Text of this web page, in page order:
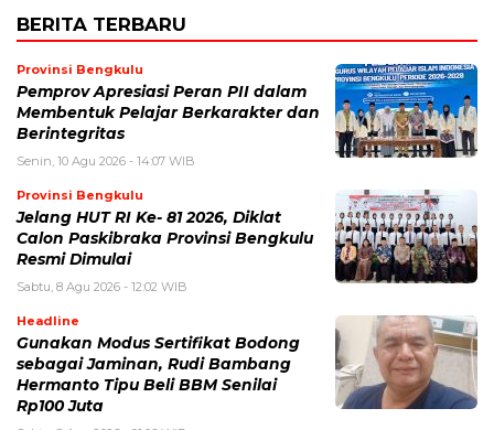
BERITA TERBARU
Provinsi Bengkulu
Pemprov Apresiasi Peran PII dalam
Membentuk Pelajar Berkarakter dan
Berintegritas
Senin, 10 Agu 2026 - 14:07 WIB
Provinsi Bengkulu
Jelang HUT RI Ke- 81 2026, Diklat
Calon Paskibraka Provinsi Bengkulu
Resmi Dimulai
Sabtu, 8 Agu 2026 - 12:02 WIB
Headline
Gunakan Modus Sertifikat Bodong
sebagai Jaminan, Rudi Bambang
Hermanto Tipu Beli BBM Senilai
Rp100 Juta